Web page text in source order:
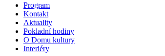
Program
Kontakt
Aktuality
Pokladní hodiny
O Domu kultury
Interiéry